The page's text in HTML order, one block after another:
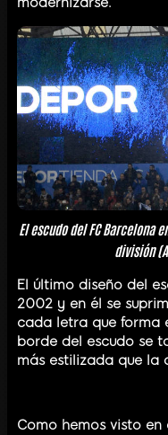
El escudo del FC Barcelona
división
El último diseño del
2002 y en él se
cada letra que forma
borde del escudo se
más estilizada que la
Como hemos visto